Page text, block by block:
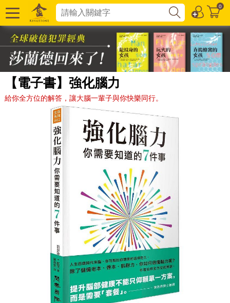
0
【電子書】強化腦力
給你全方位的解答，讓大腦一輩子與你快樂同行。